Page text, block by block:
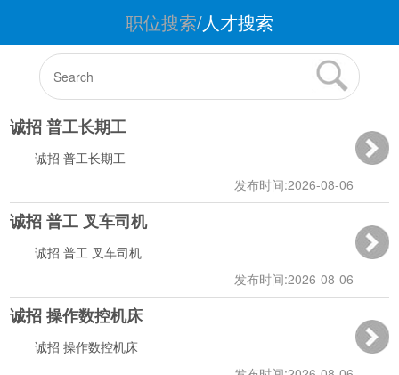
职位搜索/人才搜索
诚招 普工长期工
发布时间:2026-08-06
诚招 普工长期工
诚招 普工 叉车司机
发布时间:2026-08-06
诚招 普工 叉车司机
诚招 操作数控机床
诚招 操作数控机床